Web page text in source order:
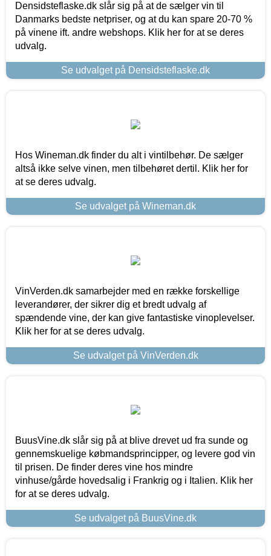
Densidsteflaske.dk slår sig på at de sælger vin til
Danmarks bedste netpriser, og at du kan spare 20-70 %
på vinene ift. andre webshops. Klik her for at se deres
udvalg.
Se udvalget på Densidsteflaske.dk
Hos Wineman.dk finder du alt i vintilbehør. De sælger
altså ikke selve vinen, men tilbehøret dertil. Klik her for
at se deres udvalg.
Se udvalget på Wineman.dk
VinVerden.dk samarbejder med en række forskellige
leverandører, der sikrer dig et bredt udvalg af
spændende vine, der kan give fantastiske vinoplevelser.
Klik her for at se deres udvalg.
Se udvalget på VinVerden.dk
BuusVine.dk slår sig på at blive drevet ud fra sunde og
gennemskuelige købmandsprincipper, og levere god vin
til prisen. De finder deres vine hos mindre
vinhuse/gårde hovedsalig i Frankrig og i Italien. Klik her
for at se deres udvalg.
Se udvalget på BuusVine.dk